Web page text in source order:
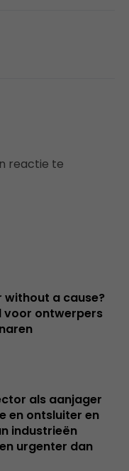
reactie te
without a cause?
voor ontwerpers
als aanjager
en ontsluiter en
industrieën
urgenter dan